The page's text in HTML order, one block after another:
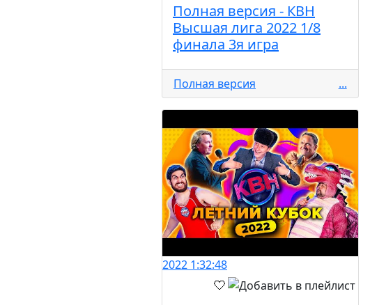
Полная версия - КВН
Высшая лига 2022 1/8
финала 3я игра
Полная версия ...
2022 1:32:48